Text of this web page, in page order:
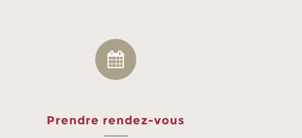
Prendre rendez-vous